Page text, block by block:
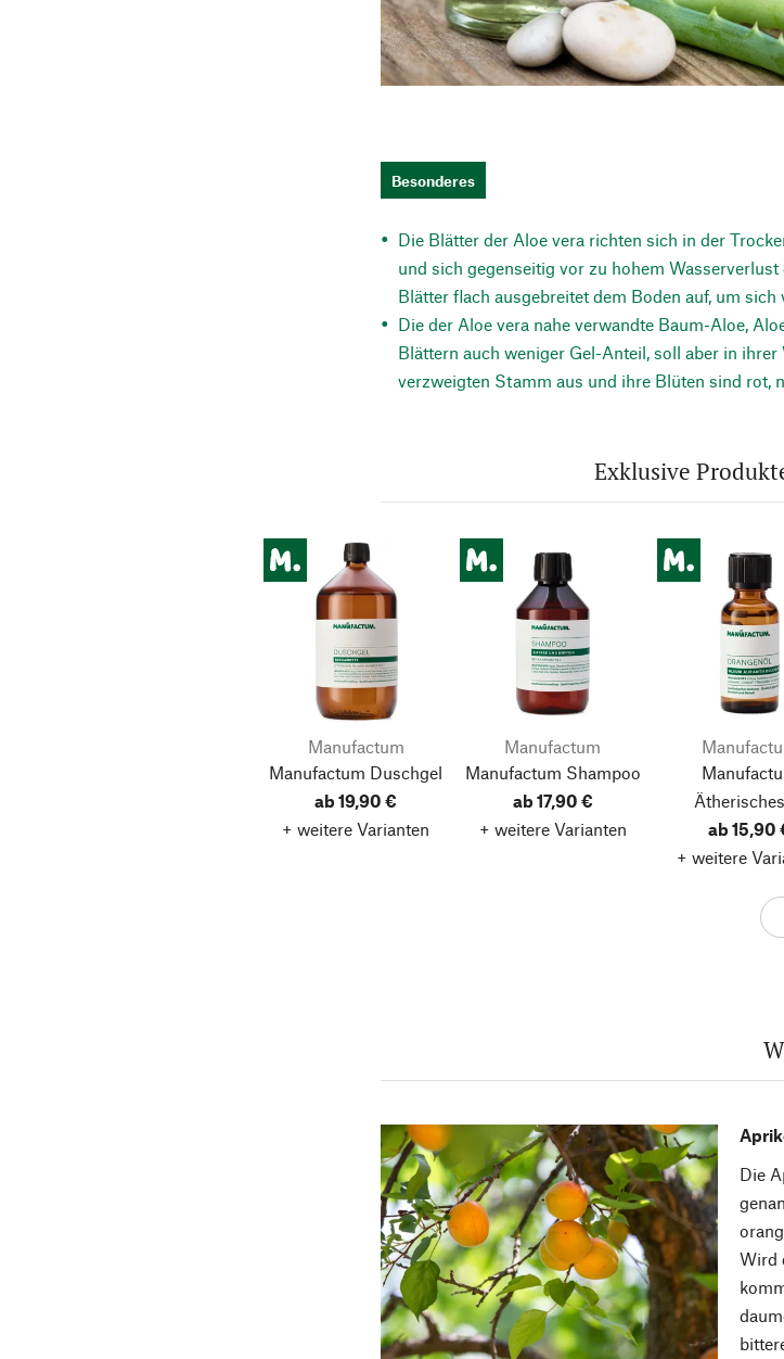
Besonderes
Die Blätter der Aloe vera richten sich in der
und sich gegenseitig vor zu hohem
Blätter flach ausgebreitet dem Boden auf, um sich
Die der Aloe vera nahe verwandte Baum-Aloe,
Blättern auch weniger Gel-Anteil, soll aber in
verzweigten Stamm aus und ihre Blüten sind rot,
Exklusive
Manufactum
Manufactum Duschgel
ab 19,90 €
+ weitere Varianten
Manufactum
Manufactum Shampoo
ab 17,90 €
+ weitere Varianten
ab 15,90
+ weitere
Die
Wird